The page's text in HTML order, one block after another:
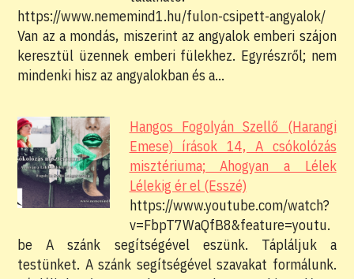
https://www.nememind1.hu/fulon-csipett-angyalok/
Van az a mondás, miszerint az angyalok emberi szájon
keresztül üzennek emberi fülekhez. Egyrészről; nem
mindenki hisz az angyalokban és a…
Hangos Fogolyán Szellő (Harangi
Emese) írások 14, A csókolózás
misztériuma; Ahogyan a Lélek
Lélekig ér el (Esszé)
https://www.youtube.com/watch?
v=FbpT7WaQfB8&feature=youtu.
be A szánk segítségével eszünk. Tápláljuk a
testünket. A szánk segítségével szavakat formálunk.